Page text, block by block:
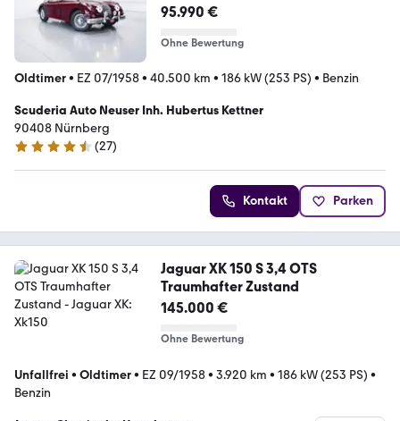
95.990 €
Ohne Bewertung
Oldtimer• EZ 07/1958• 40.500 km • 186 kW (253 PS) • Benzin
Scuderia Auto Neuser Inh. Hubertus Kettner
90408 Nürnberg
4.5 Sterne
(27)
Kontakt Parken
Jaguar XK 150 S 3,4 OTS
Traumhafter Zustand
145.000 €
Ohne Bewertung
Unfallfrei • Oldtimer• EZ 09/1958• 3.920 km • 186 kW (253 PS) •
Benzin